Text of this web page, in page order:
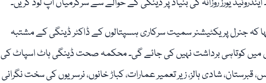
جنرل پریکٹیشنر سمیت سرکاری ہسپتالوں کے ڈاکٹر ڈینگی کے مشتبہ
میں کوتاہی برداشت نہیں کی جائے گی۔ محکمہ صحت ڈینگی ہاٹ اسپاٹ کی
شادی ہالز، زیر تعمیر عمارات، کباڑ خانوں، نرسریوں کی سخت نگرانی